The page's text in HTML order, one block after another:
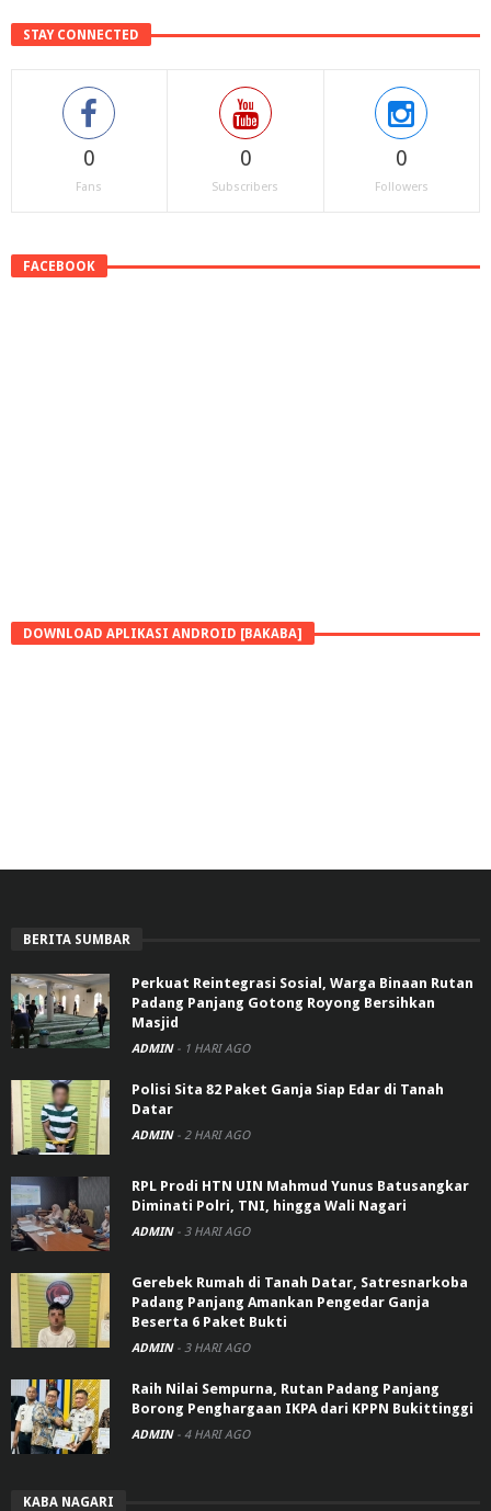
STAY CONNECTED
0
Fans
0
Subscribers
0
Followers
FACEBOOK
DOWNLOAD APLIKASI ANDROID [BAKABA]
BERITA SUMBAR
Perkuat Reintegrasi Sosial, Warga Binaan Rutan
Padang Panjang Gotong Royong Bersihkan
Masjid
ADMIN - 1 HARI AGO
Polisi Sita 82 Paket Ganja Siap Edar di Tanah
Datar
ADMIN - 2 HARI AGO
RPL Prodi HTN UIN Mahmud Yunus Batusangkar
Diminati Polri, TNI, hingga Wali Nagari
ADMIN - 3 HARI AGO
Gerebek Rumah di Tanah Datar, Satresnarkoba
Padang Panjang Amankan Pengedar Ganja
Beserta 6 Paket Bukti
ADMIN - 3 HARI AGO
Raih Nilai Sempurna, Rutan Padang Panjang
Borong Penghargaan IKPA dari KPPN Bukittinggi
ADMIN - 4 HARI AGO
KABA NAGARI